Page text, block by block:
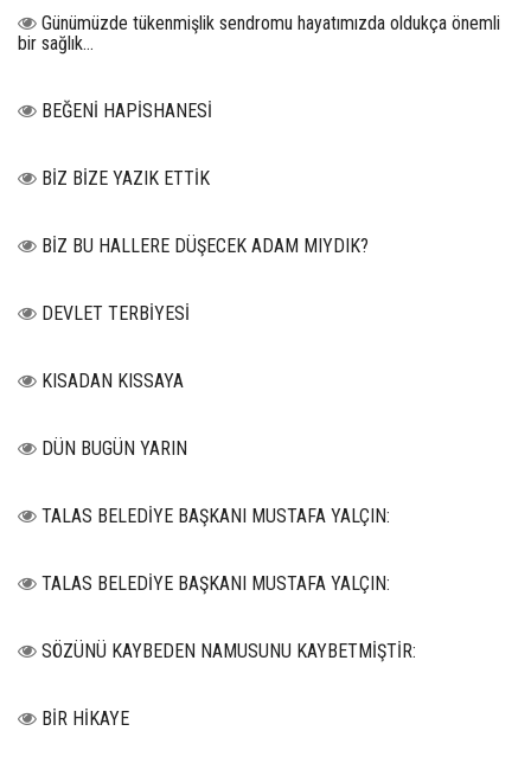
Günümüzde tükenmişlik sendromu hayatımızda oldukça önemli
bir sağlık...
BEĞENİ HAPİSHANESİ
BİZ BİZE YAZIK ETTİK
BİZ BU HALLERE DÜŞECEK ADAM MIYDIK?
DEVLET TERBİYESİ
KISADAN KISSAYA
DÜN BUGÜN YARIN
TALAS BELEDİYE BAŞKANI MUSTAFA YALÇIN:
TALAS BELEDİYE BAŞKANI MUSTAFA YALÇIN:
SÖZÜNÜ KAYBEDEN NAMUSUNU KAYBETMİŞTİR:
BİR HİKAYE